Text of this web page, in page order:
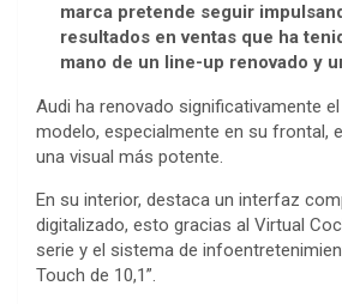
marca pretende seguir
resultados en ventas que ha
mano de un line-up renovado y
Audi ha renovado significativamente
modelo, especialmente en su frontal,
una visual más potente.
En su interior, destaca un interfaz
digitalizado, esto gracias al Virtual
serie y el sistema de
Touch de 10,1”.